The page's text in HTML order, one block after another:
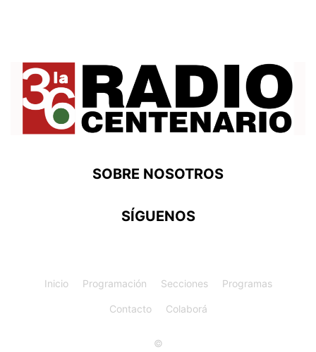
SOBRE NOSOTROS
SÍGUENOS
Inicio Programación Secciones Programas
Contacto Colaborá
©